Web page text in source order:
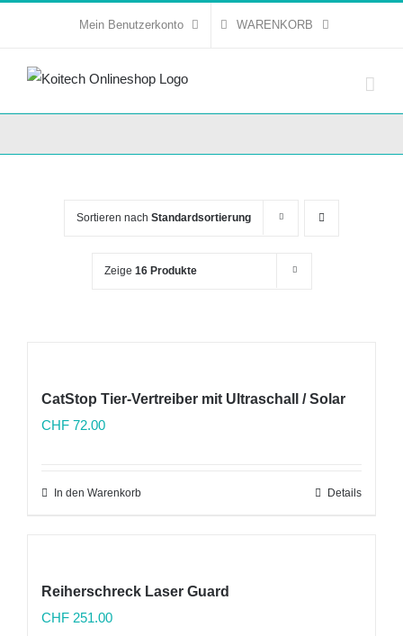
Mein Benutzerkonto WARENKORB
Sortieren nach Standardsortierung
Zeige 16 Produkte
CatStop Tier-Vertreiber mit Ultraschall / Solar
CHF 72.00
In den Warenkorb Details
Reiherschreck Laser Guard
CHF 251.00